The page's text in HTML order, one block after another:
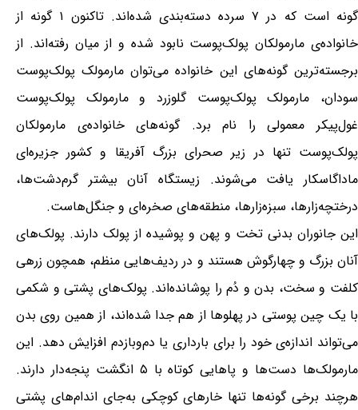
گونه است که در ۷ سرده دسته‌بندی شده‌اند. تاکنون ۱ گونه از
خانواده‌ی مارمولکان پولک‌پوست نابود شده و از میان رفته‌اند. از
برجسته‌ترین گونه‌های این خانواده می‌توان مارمولک پولک‌پوست
سودان، مارمولک پولک‌پوست گلوزرد و مارمولک پولک‌پوست
غول‌پیکر معمولی را نام برد. گونه‌های خانواده‌ی مارمولکان
پولک‌پوست تنها در زیر صحرای بزرگ آفریقا و کشور جزیره‌ای
ماداگاسکار یافت می‌شوند. زیستگاه آنان بیشتر گرم‌دشت‌ها،
درختچه‌زارها، سبزه‌زارها، منطقه‌های صخره‌ای و جنگل‌هاست.
این جانوران بدنی تخت و پهن و پوشیده از پولک دارند. پولک‌های
آنان بزرگ و چهارگوش هستند و در ردیف‌هایی منظم، همچون زرهی
کلفت و سخت، بدن و دُم را پوشانده‌اند. پولک‌های پشتی و شکمی
با یک چین پوستی در پهلوها از هم جدا شده‌اند، از همین روی بدن
می‌تواند اندازه‌ی خود را برای بارداری یا دم‌وبازدم افزایش دهد. این
مارمولک‌ها دست‌ها و پاهایی کوتاه با ۵ انگشت پنجه‌دار دارند.
هرچند برخی گونه‌ها تنها خارهای کوچکی به‌جای اندام‌های پشتی